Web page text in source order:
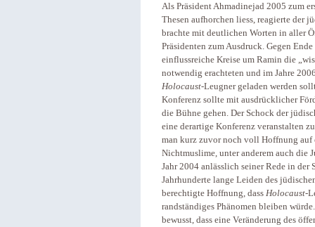
Als Präsident Ahmadinejad 2005 zum
Thesen aufhorchen liess, reagierte der
brachte mit deutlichen Worten in aller
Präsidenten zum Ausdruck. Gegen
einflussreiche Kreise um Ramin die
notwendig erachteten und im Jahre
Holocaust-Leugner geladen werden
Konferenz sollte mit ausdrücklicher
die Bühne gehen. Der Schock der
eine derartige Konferenz veranstalten
man kurz zuvor noch voll Hoffnung auf
Nichtmuslime, unter anderem auch die
Jahr 2004 anlässlich seiner Rede in
Jahrhunderte lange Leiden des
berechtigte Hoffnung, dass Holocaust-
randständiges Phänomen bleiben
bewusst, dass eine Veränderung des